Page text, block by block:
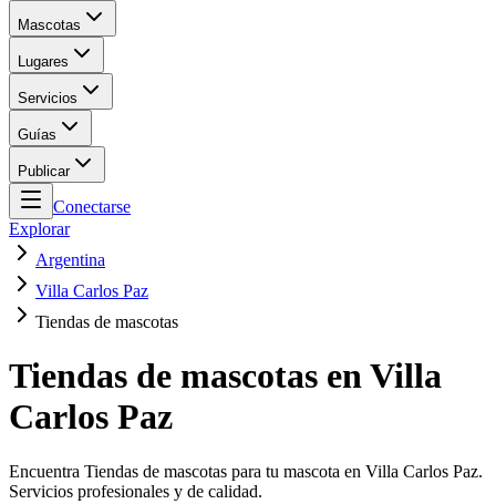
Mascotas
Lugares
Servicios
Guías
Publicar
Conectarse
Explorar
Argentina
Villa Carlos Paz
Tiendas de mascotas
Tiendas de mascotas en Villa
Carlos Paz
Encuentra Tiendas de mascotas para tu mascota en Villa Carlos Paz.
Servicios profesionales y de calidad.